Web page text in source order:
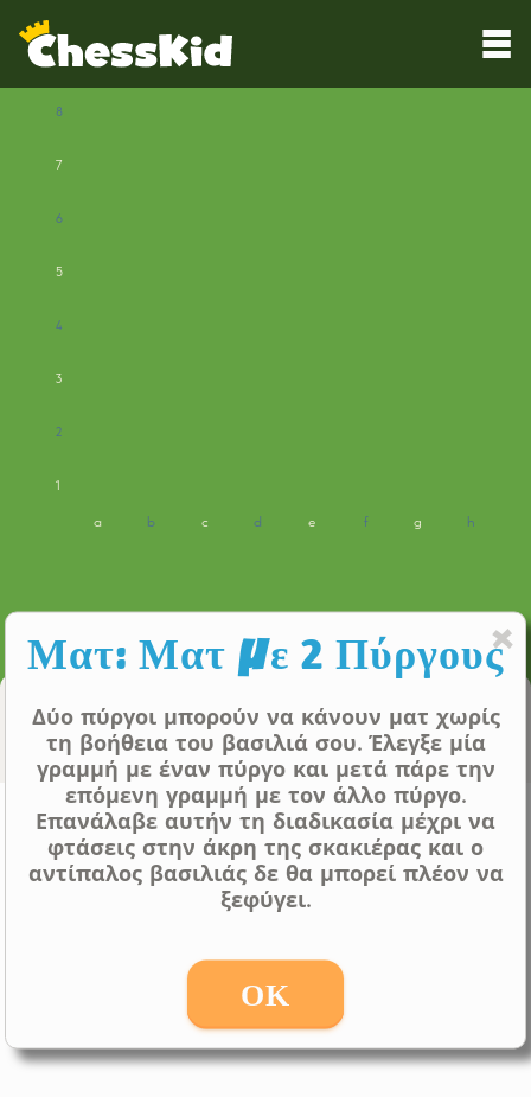
Ματ: Ματ με 2 Πύργους
Δύο πύργοι μπορούν να κάνουν ματ χωρίς
τη βοήθεια του βασιλιά σου. Έλεγξε μία
γραμμή με έναν πύργο και μετά πάρε την
επόμενη γραμμή με τον άλλο πύργο.
Επανάλαβε αυτήν τη διαδικασία μέχρι να
φτάσεις στην άκρη της σκακιέρας και ο
αντίπαλος βασιλιάς δε θα μπορεί πλέον να
ξεφύγει.
ΟΚ
8
7
6
5
4
3
2
1
a b c d e f g h
Ματ: Ματ με 2 Πύργους
Even (0.00)